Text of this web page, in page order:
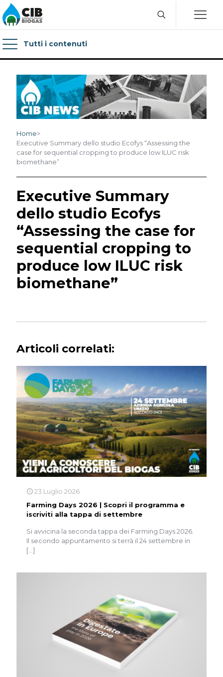
Tutti i contenuti
Home>
Executive Summary dello studio Ecofys “Assessing the
case for sequential cropping to produce low ILUC risk
biomethane”
Executive Summary
dello studio Ecofys
“Assessing the case for
sequential cropping to
produce low ILUC risk
biomethane”
Articoli correlati:
23 Luglio 2026
Farming Days 2026 | Scopri il programma e
iscriviti alla tappa di settembre
Si avvicina la seconda tappa dei Farming Days 2026.
Il secondo appuntamento si terrà il 24 settembre in
[…]